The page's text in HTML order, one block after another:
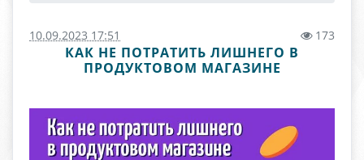
10.09.2023 17:51 173
КАК НЕ ПОТРАТИТЬ ЛИШНЕГО В
ПРОДУКТОВОМ МАГАЗИНЕ